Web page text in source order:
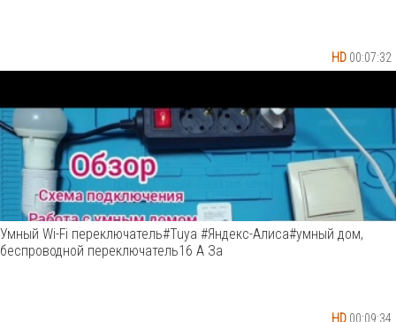
HD 00:07:32
HD 00:09:34
Умный Wi-Fi переключатель#Tuya #Яндекс-Алиса#умный дом,
беспроводной переключатель16 А За